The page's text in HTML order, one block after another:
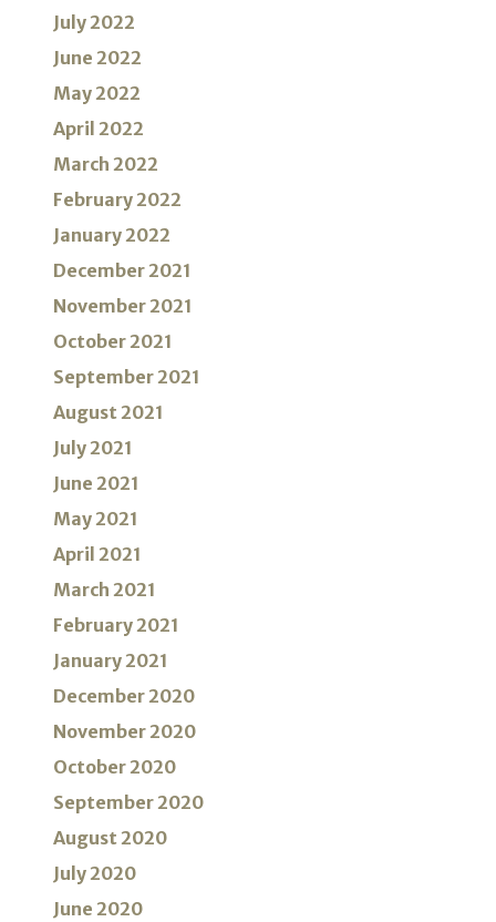
July 2022
June 2022
May 2022
April 2022
March 2022
February 2022
January 2022
December 2021
November 2021
October 2021
September 2021
August 2021
July 2021
June 2021
May 2021
April 2021
March 2021
February 2021
January 2021
December 2020
November 2020
October 2020
September 2020
August 2020
July 2020
June 2020